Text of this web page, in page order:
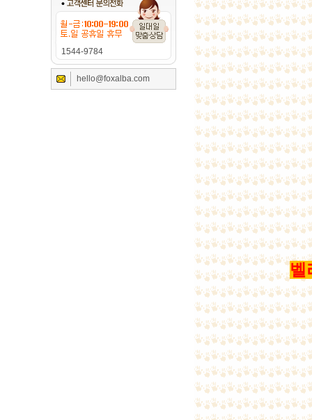
1544-9784
hello@foxalba.com
벨